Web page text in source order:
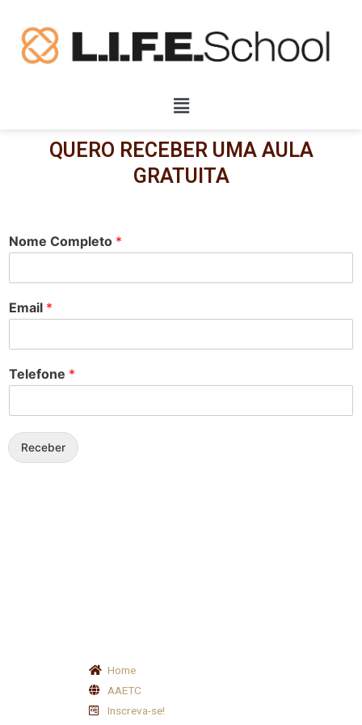
QUERO RECEBER UMA AULA
GRATUITA
Nome Completo *
Email *
Telefone *
Receber
Home
AAETC
Inscreva-se!